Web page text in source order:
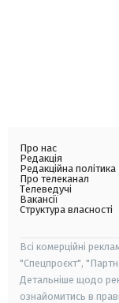
Про нас
Редакція
Редакційна політика
Про телеканал
Телеведучі
Вакансії
Структура власності
Всі комерційні
"Спецпроєкт",
Детальніше щодо
ознайомитись в